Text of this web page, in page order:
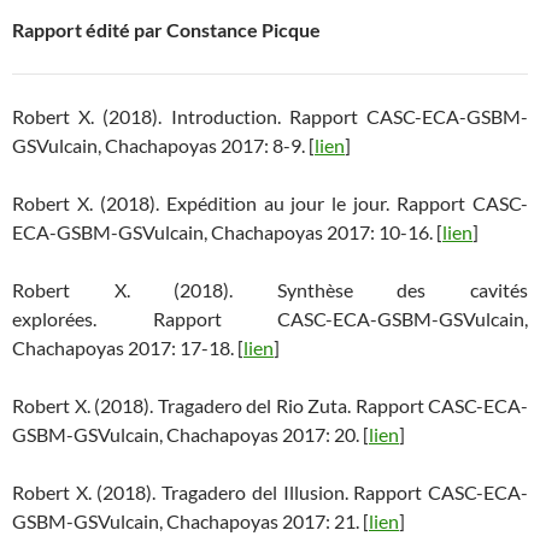
Rapport édité par Constance Picque
Robert X. (2018). Introduction. Rapport CASC-ECA-GSBM-
GSVulcain, Chachapoyas 2017: 8-9. [lien]
Robert X. (2018). Expédition au jour le jour. Rapport CASC-
ECA-GSBM-GSVulcain, Chachapoyas 2017: 10-16. [lien]
Robert X. (2018). Synthèse des cavités
explorées. Rapport CASC-ECA-GSBM-GSVulcain,
Chachapoyas 2017: 17-18. [lien]
Robert X. (2018). Tragadero del Rio Zuta. Rapport CASC-ECA-
GSBM-GSVulcain, Chachapoyas 2017: 20. [lien]
Robert X. (2018). Tragadero del Illusion. Rapport CASC-ECA-
GSBM-GSVulcain, Chachapoyas 2017: 21. [lien]